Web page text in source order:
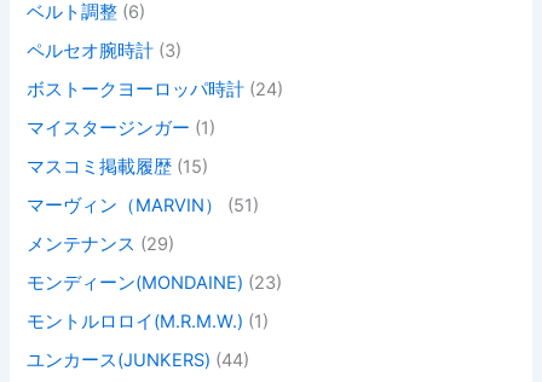
ベルト調整 (6)
ペルセオ腕時計 (3)
ボストークヨーロッパ時計 (24)
マイスタージンガー (1)
マスコミ掲載履歴 (15)
マーヴィン（MARVIN）
(51)
メンテナンス (29)
モンディーン(MONDAINE) (23)
モントルロロイ(M.R.M.W.) (1)
ユンカース(JUNKERS) (44)